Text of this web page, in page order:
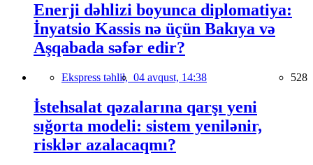
Enerji dəhlizi boyunca diplomatiya:
İnyatsio Kassis nə üçün Bakıya və
Aşqabada səfər edir?
Ekspress təhlil, 04 avqust, 14:38 528
İstehsalat qəzalarına qarşı yeni
sığorta modeli: sistem yenilənir,
risklər azalacaqmı?